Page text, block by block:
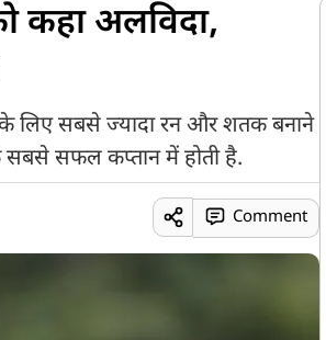
कहा अलविदा,
के लिए सबसे ज्यादा रन और शतक बनाने
सबसे सफल कप्तान में होती है.
Comment